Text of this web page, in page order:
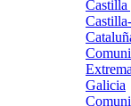
Galicia